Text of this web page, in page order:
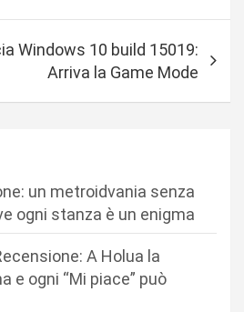
Windows 10 build 15019:
Arriva la Game Mode
un metroidvania senza
ogni stanza è un enigma
A Holua la
e ogni “Mi piace” può